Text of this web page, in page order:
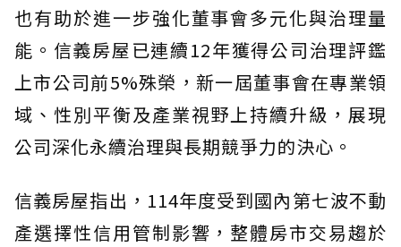
也有助於進一步強化董事會多元化與治理量
能。信義房屋已連續12年獲得公司治理評鑑
上市公司前5%殊榮，新一屆董事會在專業領
域、性別平衡及產業視野上持續升級，展現
公司深化永續治理與長期競爭力的決心。
信義房屋指出，114年度受到國內第七波不動
產選擇性信用管制影響，整體房市交易趨於